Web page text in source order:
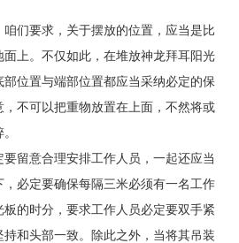
们要求，关于摆放的位置，应当是比
上。不仅如此，在堆放神龙拜耳阳光
位置与端部位置都应当采纳必定的保
不可以把重物放置在上面，不然将或
留意合理安排工作人员，一起还应当
必定要确保每隔三米必须有一名工作
的时分，要求工作人员必定要双手紧
和头部一致。除此之外，当将其吊装